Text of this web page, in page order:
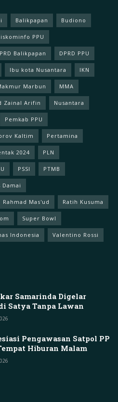
Balikpapan Budiono
PPU
Balikpapan DPRD PPU
Ibu kota Nusantara IKN
Marbun MMA
Zainal Arifin Nusantara
Pemkab PPU
Kaltim Pertamina
2024 PLN
PSSI PTMB
Damai
Rahmad Mas'ud Ratih Kusuma
Super Bowl
Indonesia Valentino Rossi
Samarinda Digelar
Satya Tanpa Lawan
Pengawasan Satpol PP
Hiburan Malam